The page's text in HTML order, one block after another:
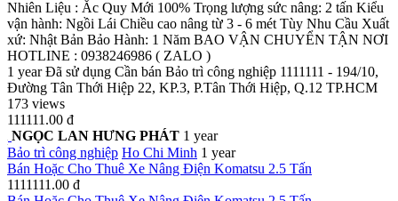
Nhiên Liệu : Ắc Quy Mới 100% Trọng lượng sức nâng: 2 tấn Kiểu
vận hành: Ngồi Lái Chiều cao nâng từ 3 - 6 mét Tùy Nhu Cầu Xuất
xứ: Nhật Bản Bảo Hành: 1 Năm BAO VẬN CHUYỂN TẬN NƠI
HOTLINE : 0938246986 ( ZALO )
1 year Đã sử dụng Cần bán Bảo trì công nghiệp 1111111 - 194/10,
Đường Tân Thới Hiệp 22, KP.3, P.Tân Thới Hiệp, Q.12 TP.HCM
173 views
111111.00 đ
NGỌC LAN HƯNG PHÁT 1 year
Bảo trì công nghiệp Ho Chi Minh 1 year
Bán Hoặc Cho Thuê Xe Nâng Điện Komatsu 2.5 Tấn
1111111.00 đ